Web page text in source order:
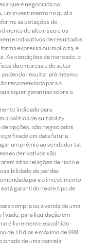
que é negociada no
um investimento no qual a
as cotações de
de alto risco e os
indicativos de resultados
expressa ou implícita, é
As condições de mercado, o
da empresa e do setor
resultar até mesmo
recomendada para o
garantias sobre o
indicado para
a política de suitability
opções, são negociados
fixado em data futura,
um prêmio ao vendedor tal
derivativos são
altas relações de risco e
de perdas
para o investimento
garantido neste tipo de
compra ou a venda de uma
para liquidação em
é livremente escolhido
de 16 dias e máximo de 999
de uma parcela